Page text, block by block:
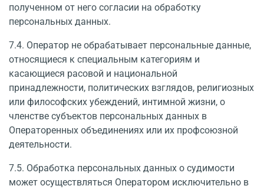
полученном от него согласии на обработку
персональных данных.
7.4. Оператор не обрабатывает персональные данные,
относящиеся к специальным категориям и
касающиеся расовой и национальной
принадлежности, политических взгля­дов, религиозных
или философских убеждений, интимной жизни, о
членстве субъектов персональных данных в
Операторенных объединениях или их профсоюзной
деятельности.
7.5. Обработка персональных данных о судимости
может осуществляться Оператором исключительно в